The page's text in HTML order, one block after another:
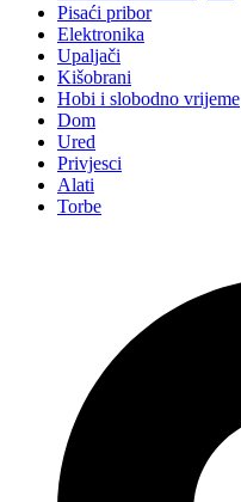
Pisaći pribor
Elektronika
Upaljači
Kišobrani
Hobi i slobodno vrijeme
Dom
Ured
Privjesci
Alati
Torbe